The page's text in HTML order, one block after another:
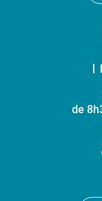
de